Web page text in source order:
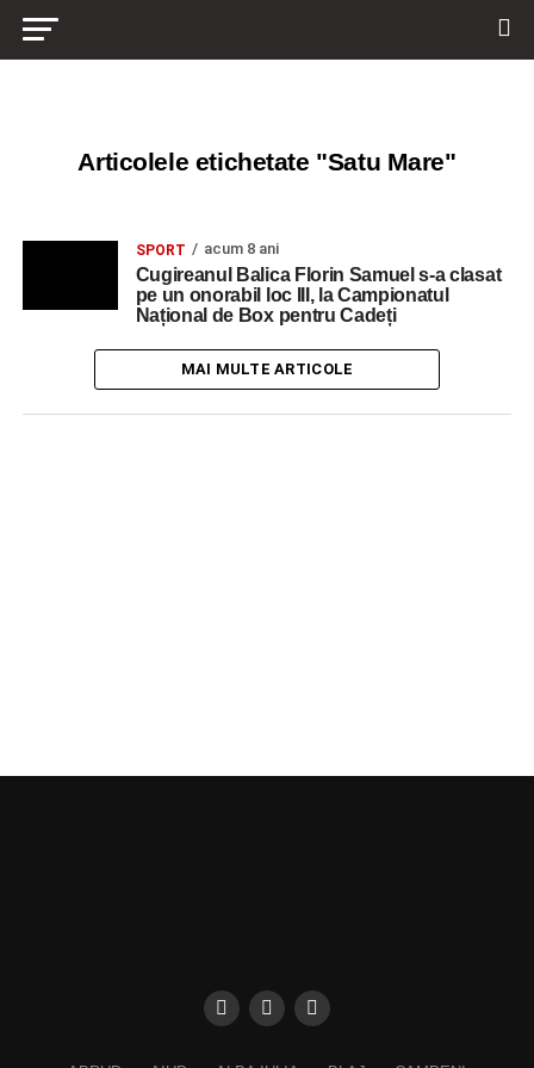
Articolele etichetate "Satu Mare"
SPORT acum 8 ani
Cugireanul Balica Florin Samuel s-a clasat
pe un onorabil loc III, la Campionatul
Național de Box pentru Cadeți
MAI MULTE ARTICOLE